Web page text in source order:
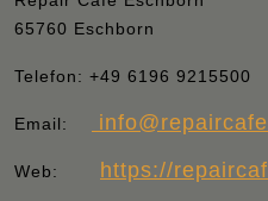
65760 Eschborn
Telefon: +49 6196 9215500
Email: info
Web: https://